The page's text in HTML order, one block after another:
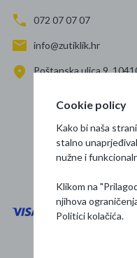
072 07 07 07
info@zutiklik.hr
Poštanska ulica 9,
Cookie policy
Kako bi naša
stalno
nužne i
Klikom na
njihova
Politici kolačića.